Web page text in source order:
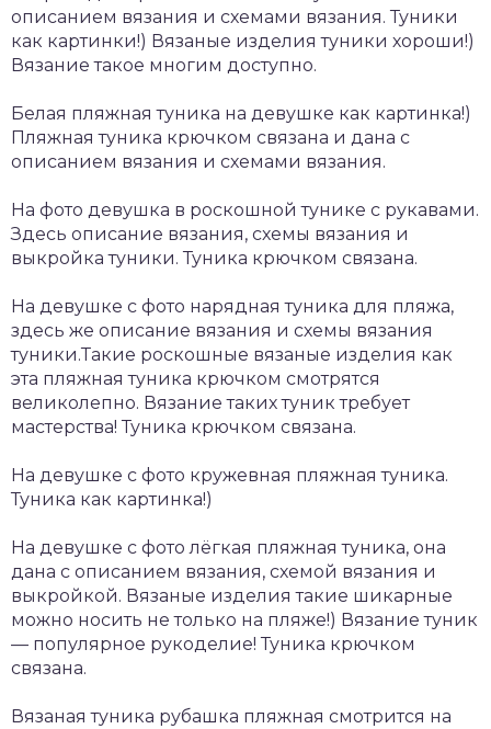
описанием вязания и схемами вязания. Туники
как картинки!) Вязаные изделия туники хороши!)
Вязание такое многим доступно.
Белая пляжная туника на девушке как картинка!)
Пляжная туника крючком связана и дана с
описанием вязания и схемами вязания.
На фото девушка в роскошной тунике с рукавами.
Здесь описание вязания, схемы вязания и
выкройка туники. Туника крючком связана.
На девушке с фото нарядная туника для пляжа,
здесь же описание вязания и схемы вязания
туники.Такие роскошные вязаные изделия как
эта пляжная туника крючком смотрятся
великолепно. Вязание таких туник требует
мастерства! Туника крючком связана.
На девушке с фото кружевная пляжная туника.
Туника как картинка!)
На девушке с фото лёгкая пляжная туника, она
дана с описанием вязания, схемой вязания и
выкройкой. Вязаные изделия такие шикарные
можно носить не только на пляже!) Вязание туник
— популярное рукоделие! Туника крючком
связана.
Вязаная туника рубашка пляжная смотрится на